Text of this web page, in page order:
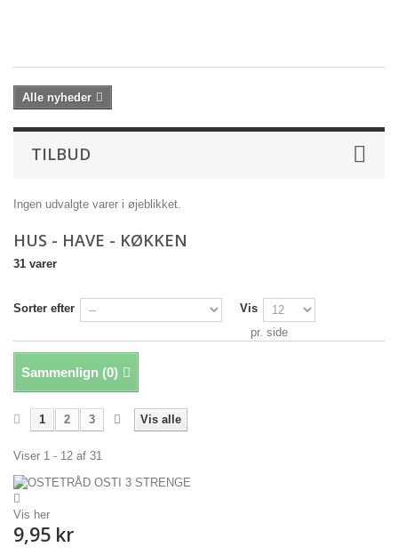
Alle nyheder
TILBUD
Ingen udvalgte varer i øjeblikket.
HUS - HAVE - KØKKEN
31 varer
Sorter efter
Vis
pr. side
Sammenlign (0)
Vis alle
1 2 3
Viser 1 - 12 af 31
Vis her
9,95 kr